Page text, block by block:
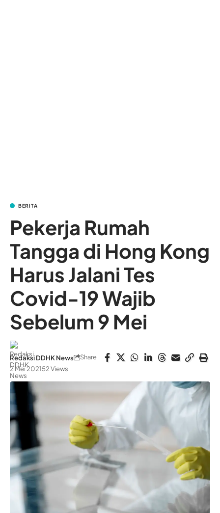
BERITA
Pekerja Rumah
Tangga di Hong Kong
Harus Jalani Tes
Covid-19 Wajib
Sebelum 9 Mei
Redaksi DDHK News
2 Mei 202152 Views
Share